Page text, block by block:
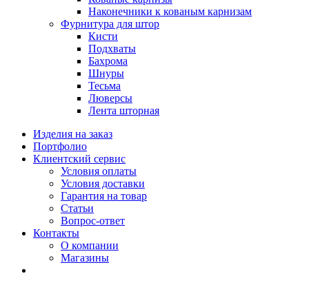
Наконечники к кованым карнизам
Фурнитура для штор
Кисти
Подхваты
Бахрома
Шнуры
Тесьма
Люверсы
Лента шторная
Изделия на заказ
Портфолио
Клиентский сервис
Условия оплаты
Условия доставки
Гарантия на товар
Статьи
Вопрос-ответ
Контакты
О компании
Магазины